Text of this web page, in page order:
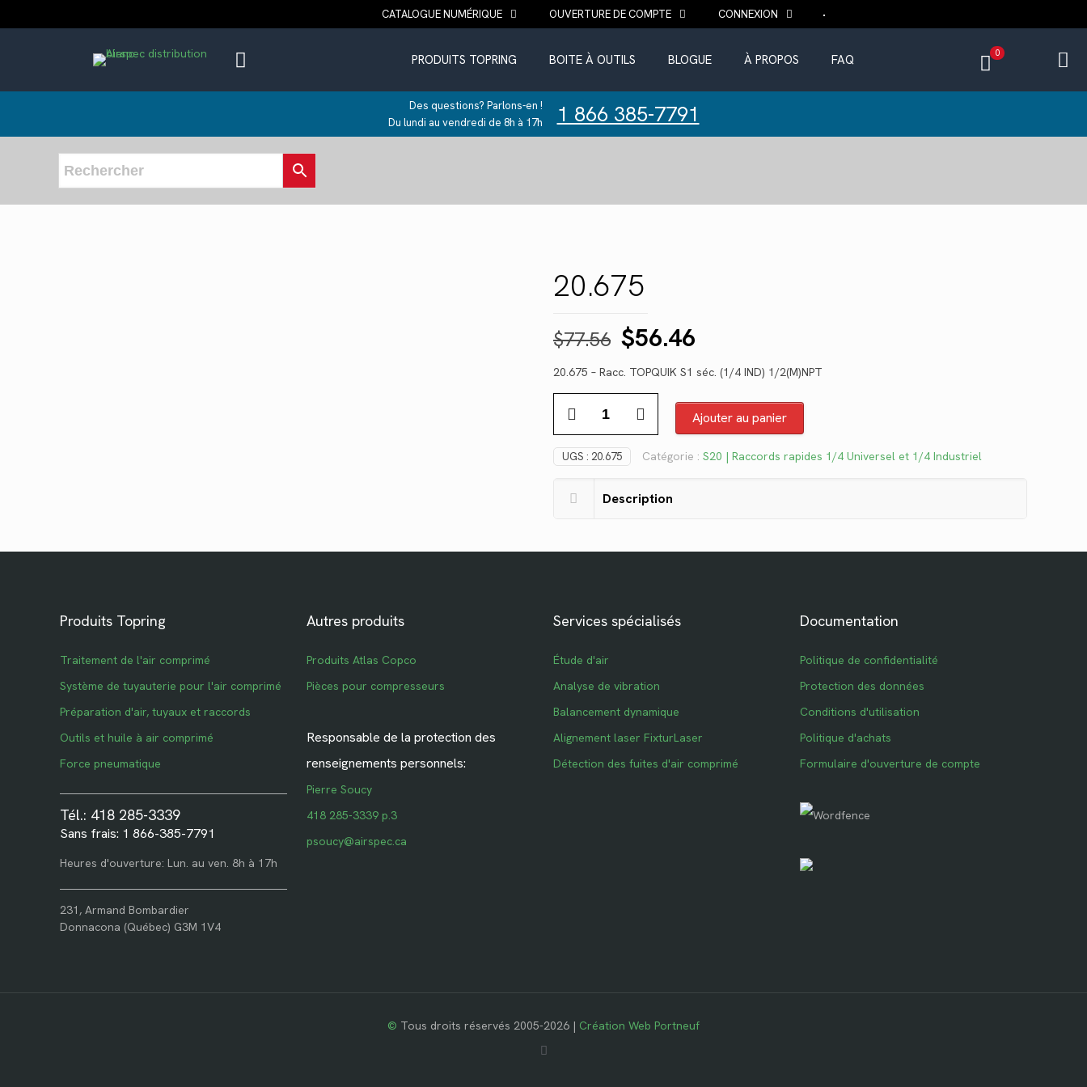
CATALOGUE NUMÉRIQUE OUVERTURE DE COMPTE CONNEXION
PRODUITS TOPRING BOITE À OUTILS BLOGUE À PROPOS FAQ 0
Des questions? Parlons-en !
Du lundi au vendredi de 8h à 17h
1 866 385-7791
20.675
$77.56 Le
prix
initial
était :
$77.56.
$56.46
prix
actuel
est :
$56.46.
20.675 – Racc. TOPQUIK S1 séc. (1/4 IND) 1/2(M)NPT
20.675
Ajouter au panier
UGS : 20.675 Catégorie : S20 | Raccords rapides 1/4 Universel et 1/4 Industriel
Description
Produits Topring
Traitement de l'air comprimé
Système de tuyauterie pour l'air comprimé
Préparation d'air, tuyaux et raccords
Outils et huile à air comprimé
Force pneumatique
Tél.: 418 285-3339
Sans frais: 1 866-385-7791
Heures d'ouverture: Lun. au ven. 8h à 17h
231, Armand Bombardier
Donnacona (Québec) G3M 1V4
Autres produits
Produits Atlas Copco
Pièces pour compresseurs
Responsable de la protection des
renseignements personnels:
Pierre Soucy
418 285-3339 p.3
psoucy@airspec.ca
Services spécialisés
Étude d'air
Analyse de vibration
Balancement dynamique
Alignement laser FixturLaser
Détection des fuites d'air comprimé
Documentation
Politique de confidentialité
Protection des données
Conditions d'utilisation
Politique d'achats
Formulaire d'ouverture de compte
© Tous droits réservés 2005-2026 | Création Web Portneuf